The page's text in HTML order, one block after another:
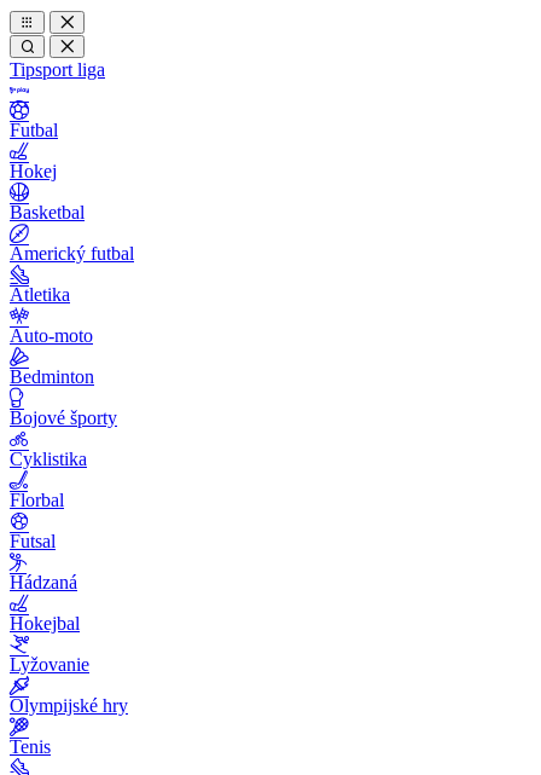
Tipsport liga
Futbal
Hokej
Basketbal
Americký futbal
Atletika
Auto-moto
Bedminton
Bojové športy
Cyklistika
Florbal
Futsal
Hádzaná
Hokejbal
Lyžovanie
Olympijské hry
Tenis